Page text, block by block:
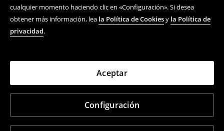
cualquier momento haciendo clic en «Configuración». Si desea
obtener más información, lea la Política de Cookiesy la Política de
privacidad.
Configuración
Aceptar